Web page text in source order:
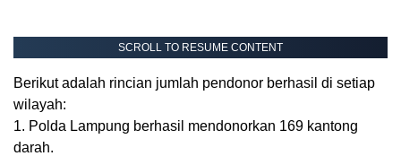
SCROLL TO RESUME CONTENT
Berikut adalah rincian jumlah pendonor berhasil di setiap
wilayah:
1. Polda Lampung berhasil mendonorkan 169 kantong
darah.